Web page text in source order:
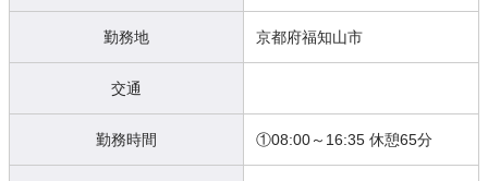
勤務地 京都府福知山市
交通
勤務時間 ①08:00～16:35 休憩65分